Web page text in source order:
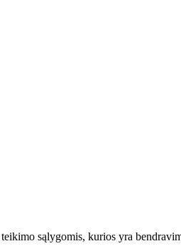
sąlygomis, kurios yra